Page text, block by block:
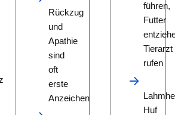
Rückzug
und
Apathie
sind
oft
erste
Anzeichen
führen,
Futter
Tierarzt
rufen
Huf